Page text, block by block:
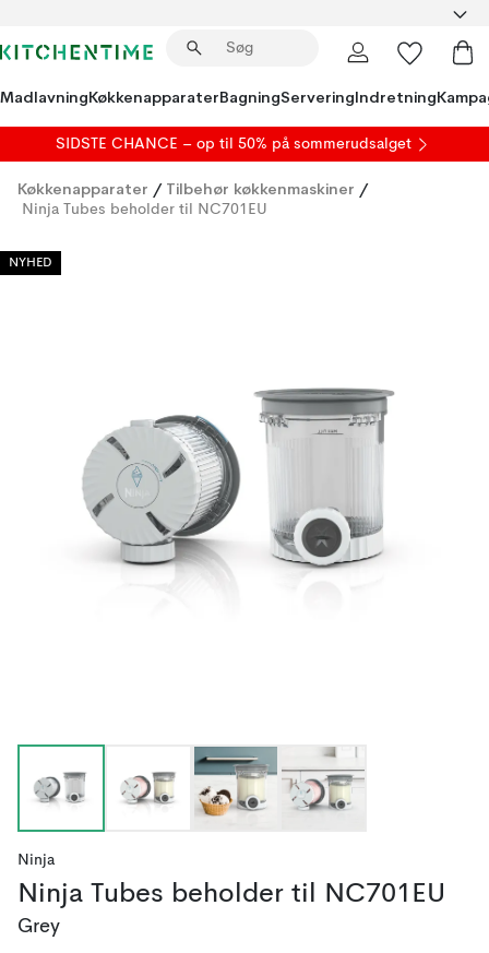
MadlavningKøkkenapparaterBagningServeringIndretning
SIDSTE CHANCE – op til 50% på sommerudsalget
Køkkenapparater / Tilbehør køkkenmaskiner /
Ninja Tubes beholder til NC701EU
NYHED
Ninja
Ninja Tubes beholder til NC701EU
Grey